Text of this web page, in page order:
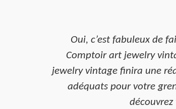
Oui, c’est fabuleux de
Comptoir art jewelry
jewelry vintage finira une
adéquats pour votre